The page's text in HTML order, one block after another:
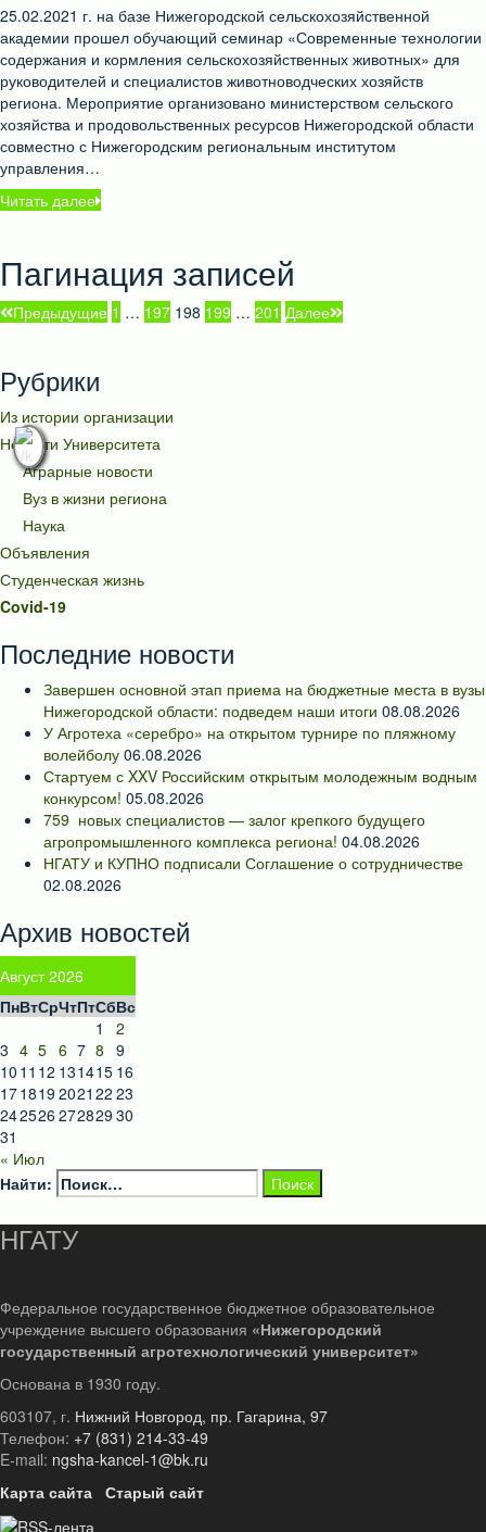
25.02.2021 г. на базе Нижегородской сельскохозяйственной
академии прошел обучающий семинар «Современные технологии
содержания и кормления сельскохозяйственных животных» для
руководителей и специалистов животноводческих хозяйств
региона. Мероприятие организовано министерством сельского
хозяйства и продовольственных ресурсов Нижегородской области
совместно с Нижегородским региональным институтом
управления…
Читать далее
Пагинация записей
Предыдущие 1 … 197 198 199 … 201 Далее
Рубрики
Из истории организации
Новости Университета
Аграрные новости
Вуз в жизни региона
Наука
Объявления
Студенческая жизнь
Covid-19
Последние новости
Завершен основной этап приема на бюджетные места в вузы
Нижегородской области: подведем наши итоги 08.08.2026
У Агротеха «серебро» на открытом турнире по пляжному
волейболу 06.08.2026
Стартуем с XXV Российским открытым молодежным водным
конкурсом! 05.08.2026
759 новых специалистов — залог крепкого будущего
агропромышленного комплекса региона! 04.08.2026
НГАТУ и КУПНО подписали Соглашение о сотрудничестве
02.08.2026
Архив новостей
Август 2026
ПнВтСрЧтПтСбВс
1
2
3 4 5 6 7 8 9
10 11 12 131415 16
171819 2021 22 23
242526 272829 30
31
« Июл
Найти:
НГАТУ
Федеральное государственное бюджетное образовательное
учреждение высшего образования «Нижегородский
государственный агротехнологический университет»
Основана в 1930 году.
603107, г. Нижний Новгород, пр. Гагарина, 97
Телефон: +7 (831) 214-33-49
E-mail: ngsha-kancel-1@bk.ru
Карта сайта Старый сайт